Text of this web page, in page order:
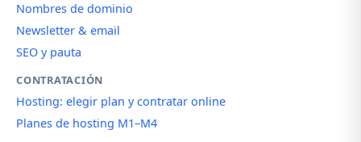
Nombres de dominio
Newsletter & email
SEO y pauta
CONTRATACIÓN
Hosting: elegir plan y contratar online
Planes de hosting M1–M4